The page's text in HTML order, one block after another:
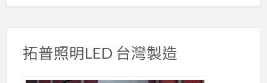
拓普照明LED 台灣製造